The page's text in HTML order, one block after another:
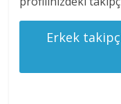
Erkek